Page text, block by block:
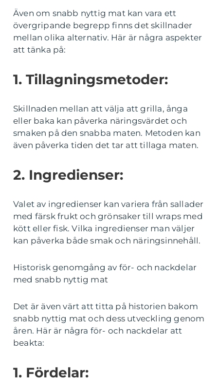
Även om snabb nyttig mat kan vara ett
övergripande begrepp finns det skillnader
mellan olika alternativ. Här är några aspekter
att tänka på:
1. Tillagningsmetoder:
Skillnaden mellan att välja att grilla, ånga
eller baka kan påverka näringsvärdet och
smaken på den snabba maten. Metoden kan
även påverka tiden det tar att tillaga maten.
2. Ingredienser:
Valet av ingredienser kan variera från sallader
med färsk frukt och grönsaker till wraps med
kött eller fisk. Vilka ingredienser man väljer
kan påverka både smak och näringsinnehåll.
Historisk genomgång av för- och nackdelar
med snabb nyttig mat
Det är även värt att titta på historien bakom
snabb nyttig mat och dess utveckling genom
åren. Här är några för- och nackdelar att
beakta:
1. Fördelar: